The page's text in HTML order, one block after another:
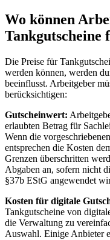
Wo können
Die Preise für
werden können, werden
beeinflusst. Arbeitgeber
berücksichtigen:
Gutscheinwert:
erlaubten Betrag für
Wenn die
entsprechen die Kosten
Grenzen überschritten
Abgaben an, sofern nicht
§37b EStG angewendet
Kosten für digitale
Tankgutscheine von
die Verwaltung zu
Auswahl. Einige Anbieter